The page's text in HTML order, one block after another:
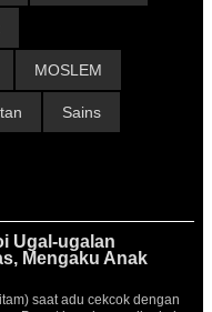
MOSLEM
Sains
Ugal-ugalan
Mengaku Anak
saat adu cekcok dengan